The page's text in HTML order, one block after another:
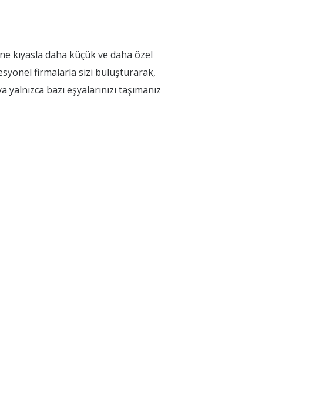
kıyasla daha küçük ve daha özel
firmalarla sizi buluşturarak,
bazı eşyalarınızı taşımanız